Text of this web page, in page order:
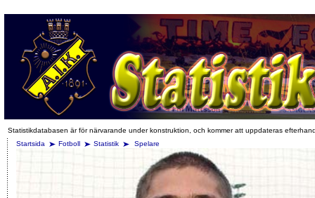
Statistikdatabasen är för närvarande under konstruktion, och kommer att uppdateras
Startsida
Fotboll Statistik Spelare